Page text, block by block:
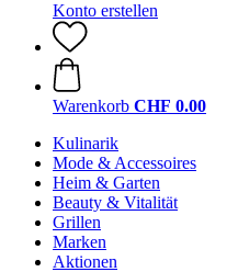
Konto erstellen
Warenkorb CHF 0.00
Kulinarik
Mode & Accessoires
Heim & Garten
Beauty & Vitalität
Grillen
Marken
Aktionen